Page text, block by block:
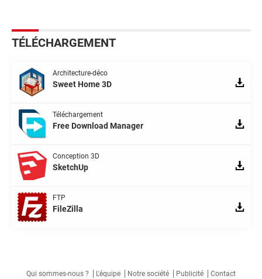
TÉLÉCHARGEMENT
Architecture-déco
Sweet Home 3D
Téléchargement
Free Download Manager
Conception 3D
SketchUp
FTP
FileZilla
Qui sommes-nous ? L'équipe Notre société Publicité Contact